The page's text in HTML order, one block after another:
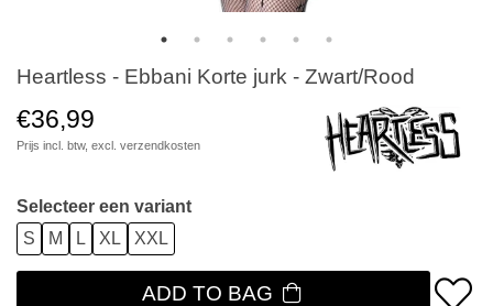
Heartless - Ebbani Korte jurk - Zwart/Rood
€36,99
Prijs incl. btw, excl. verzendkosten
Selecteer een variant
S
M L XL XXL
ADD TO BAG